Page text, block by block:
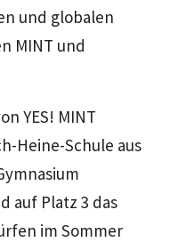
und globalen
MINT und
YES! MINT
Heine-Schule aus
auf Platz 3 das
im Sommer